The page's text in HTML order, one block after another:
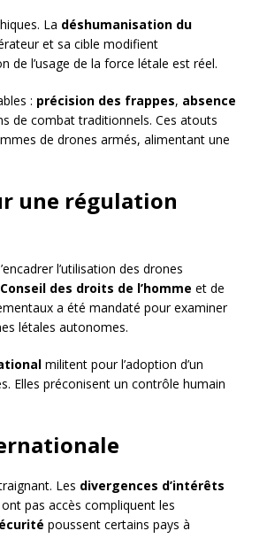
La déshumanisation du
et sa cible modifient
de l’usage de la force létale est réel.
: précision des frappes, absence
de combat traditionnels. Ces atouts
de drones armés, alimentant une
une régulation
l’utilisation des drones
Conseil des droits de l’homme et de
a été mandaté pour examiner
létales autonomes.
militent pour l’adoption d’un
Elles préconisent un contrôle humain
Les divergences d’intérêts
pas accès compliquent les
poussent certains pays à